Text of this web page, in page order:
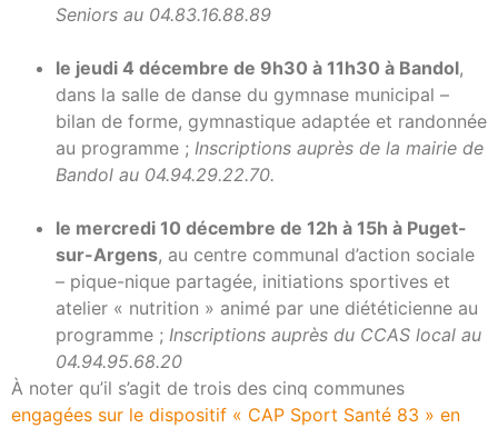
Seniors au 04.83.16.88.89
le jeudi 4 décembre de 9h30 à 11h30 à Bandol,
dans la salle de danse du gymnase municipal –
bilan de forme, gymnastique adaptée et randonnée
au programme ; Inscriptions auprès de la mairie de
Bandol au 04.94.29.22.70.
le mercredi 10 décembre de 12h à 15h à Puget-
sur-Argens, au centre communal d’action sociale
– pique-nique partagée, initiations sportives et
atelier « nutrition » animé par une diététicienne au
programme ; Inscriptions auprès du CCAS local au
04.94.95.68.20
À noter qu’il s’agit de trois des cinq communes
engagées sur le dispositif « CAP Sport Santé 83 » en